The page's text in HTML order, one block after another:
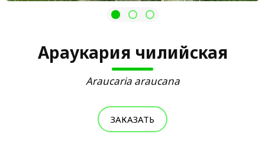
Араукария чилийская
Araucaria araucana
ЗАКАЗАТЬ